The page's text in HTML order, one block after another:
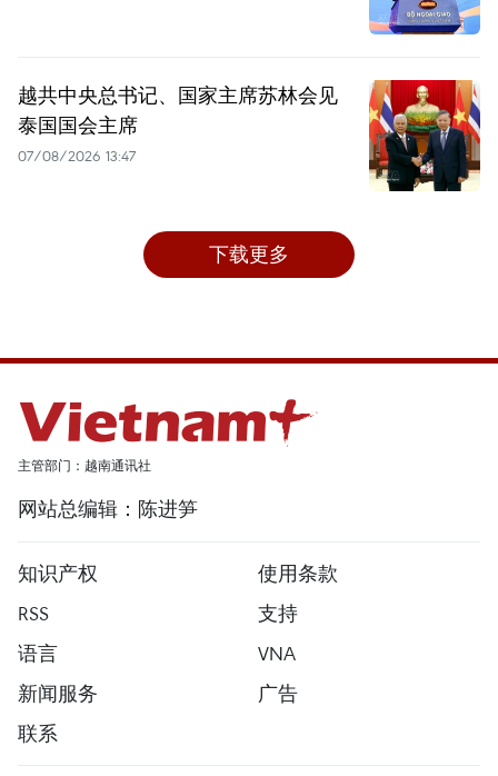
越共中央总书记、国家主席苏林会见
泰国国会主席
07/08/2026 13:47
下载更多
主管部门：越南通讯社
网站总编辑：陈进笋
知识产权
使用条款
RSS
支持
语言
VNA
新闻服务
广告
联系